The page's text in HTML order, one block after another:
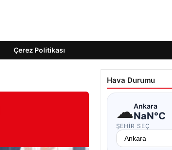
Çerez Politikası
Hava Durumu
☁Ankara
NaN°C
ŞEHIR SEÇ